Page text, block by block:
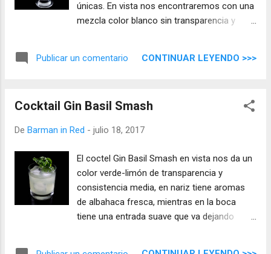
únicas. En vista nos encontraremos con una
mezcla color blanco sin transparencia y
entrada suave y llena de notas especiadas,
Publicar un comentario CONTINUAR LEYENDO >>>
Cocktail Gin Basil Smash
De Barman in Red - julio 18, 2017
El coctel Gin Basil Smash en vista nos da un
color verde-limón de transparencia y
consistencia media, en nariz tiene aromas
de albahaca fresca, mientras en la boca
tiene una entrada suave que va dejando